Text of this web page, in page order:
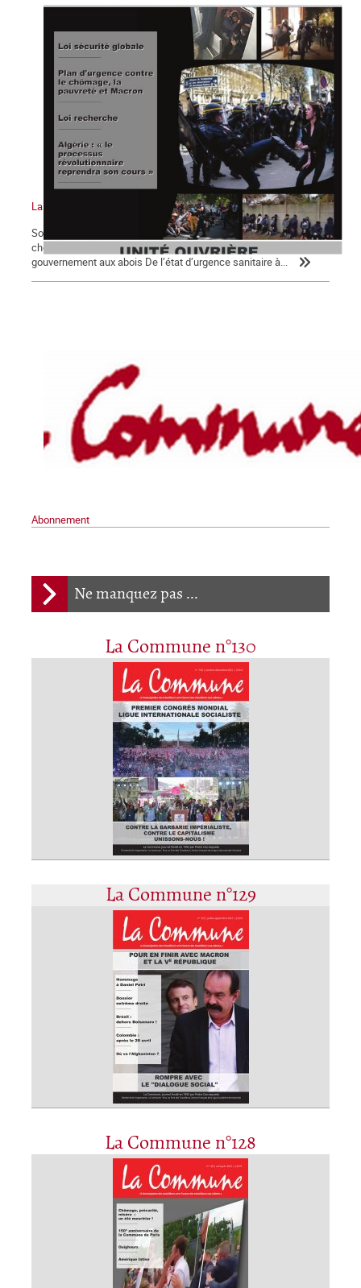
Ne manquez pas ...
La Commune n°130
La Commune n°129
La Commune n°128
La Commune n°126
Sommaire : Notre priorité absolue : un plan d’urgence contre le
chômage, la pauvreté et Macron ! Loi de sécurité globale pour
gouvernement aux abois De l’état d’urgence sanitaire à...
Abonnement